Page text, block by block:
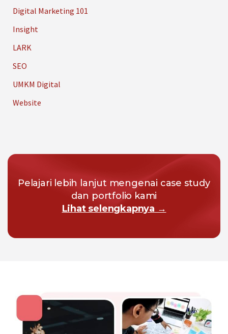
Digital Marketing 101
Insight
LARK
SEO
UMKM Digital
Website
Pelajari lebih lanjut mengenai case study
dan portfolio kami
Lihat selengkapnya →